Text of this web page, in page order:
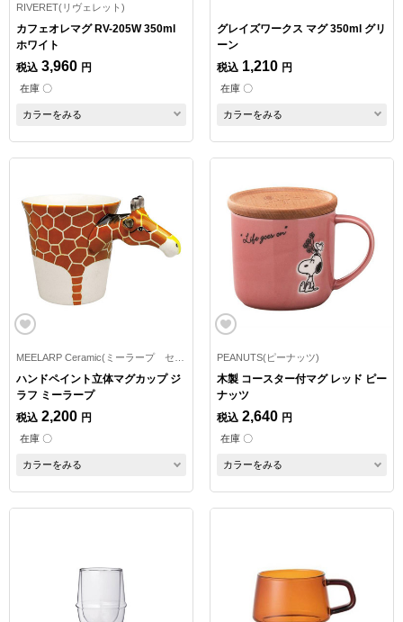
RIVERET(リヴェレット)
カフェオレマグ RV-205W 350ml
ホワイト
税込 3,960 円
在庫 〇
カラーをみる
グレイズワークス マグ 350ml グリ
ーン
税込 1,210 円
在庫 〇
カラーをみる
ハンドペイント立体マグカップ ジ
ラフ ミーラープ
税込 2,200 円
在庫 〇
カラーをみる
PEANUTS(ピーナッツ)
木製 コースター付マグ レッド ピー
ナッツ
税込 2,640 円
在庫 〇
カラーをみる